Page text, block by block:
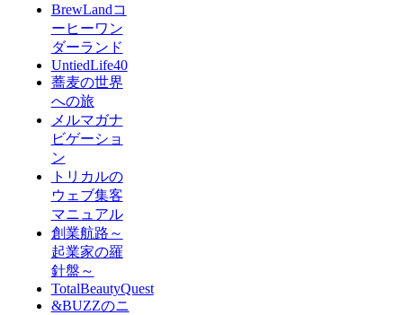
BrewLandコ
ーヒーワン
ダーランド
UntiedLife40
蕎麦の世界
への旅
メルマガナ
ビゲーショ
ン
トリカルの
ウェブ集客
マニュアル
創業航路～
起業家の羅
針盤～
TotalBeautyQuest
&BUZZのニ